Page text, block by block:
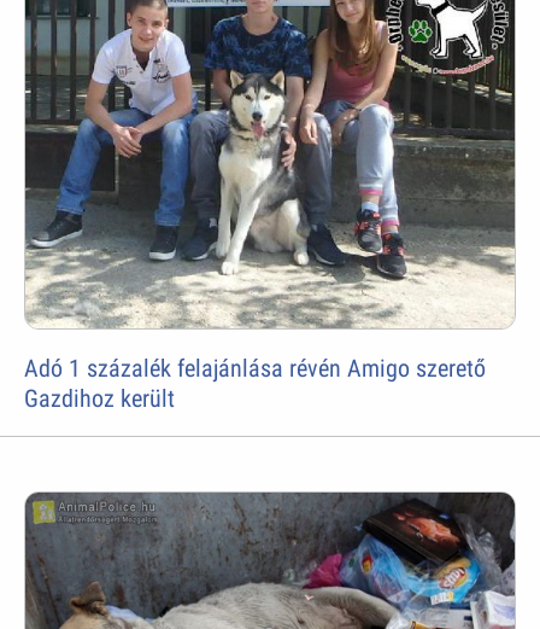
Adó 1 százalék felajánlása révén Amigo szerető
Gazdihoz került